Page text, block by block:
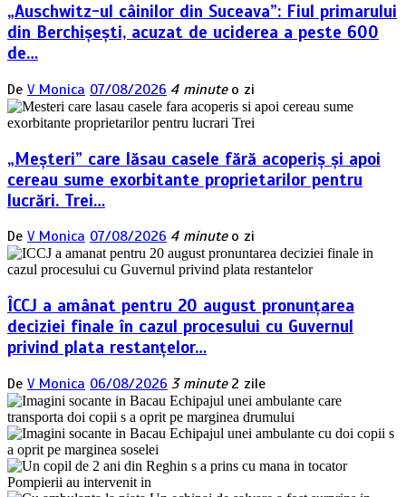
„Auschwitz-ul câinilor din Suceava”: Fiul primarului
din Berchișești, acuzat de uciderea a peste 600
de…
De V Monica 07/08/2026 4 minute o zi
„Meșteri” care lăsau casele fără acoperiș și apoi
cereau sume exorbitante proprietarilor pentru
lucrări. Trei…
De V Monica 07/08/2026 4 minute o zi
ÎCCJ a amânat pentru 20 august pronunțarea
deciziei finale în cazul procesului cu Guvernul
privind plata restanțelor…
De V Monica 06/08/2026 3 minute 2 zile